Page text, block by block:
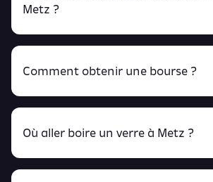
Metz ?
Retrouve tout ça en
Comment obtenir une bourse ?
Où aller boire un verre à Metz ?